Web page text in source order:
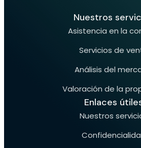
Nuestros
Asistencia en la
Servicios de
Análisis del
Valoración de la
Enlaces
Nuestros